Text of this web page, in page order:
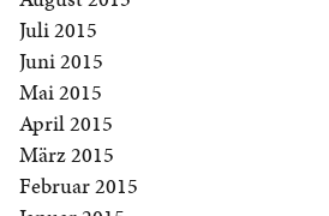
Juli 2015
Juni 2015
Mai 2015
April 2015
März 2015
Februar 2015